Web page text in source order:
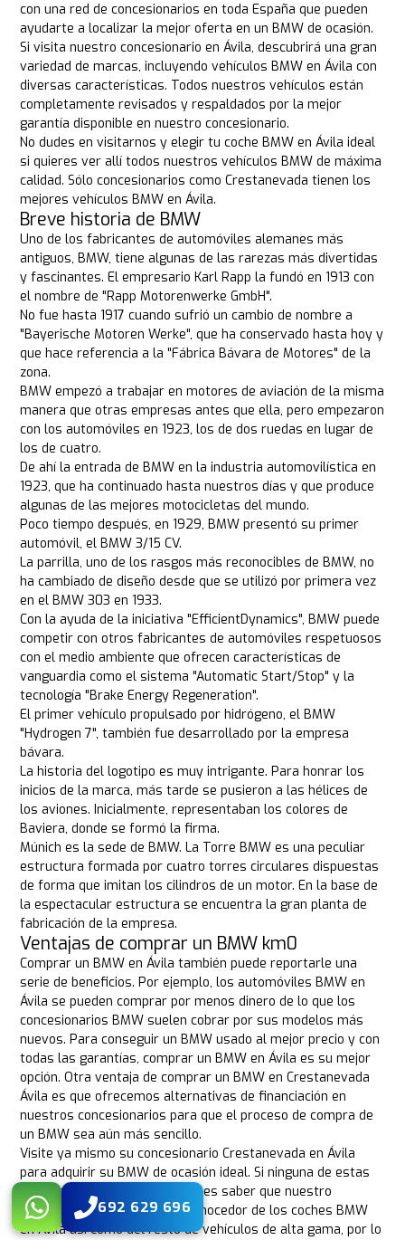
con una red de concesionarios en toda España que pueden
ayudarte a localizar la mejor oferta en un BMW de ocasión.
Si visita nuestro concesionario en Ávila, descubrirá una gran
variedad de marcas, incluyendo vehículos BMW en Ávila con
diversas características. Todos nuestros vehículos están
completamente revisados y respaldados por la mejor
garantía disponible en nuestro concesionario.
No dudes en visitarnos y elegir tu coche BMW en Ávila ideal
si quieres ver allí todos nuestros vehículos BMW de máxima
calidad. Sólo concesionarios como Crestanevada tienen los
mejores vehículos BMW en Ávila.
Breve historia de BMW
Uno de los fabricantes de automóviles alemanes más
antiguos, BMW, tiene algunas de las rarezas más divertidas
y fascinantes. El empresario Karl Rapp la fundó en 1913 con
el nombre de "Rapp Motorenwerke GmbH".
No fue hasta 1917 cuando sufrió un cambio de nombre a
"Bayerische Motoren Werke", que ha conservado hasta hoy y
que hace referencia a la "Fábrica Bávara de Motores" de la
zona.
BMW empezó a trabajar en motores de aviación de la misma
manera que otras empresas antes que ella, pero empezaron
con los automóviles en 1923, los de dos ruedas en lugar de
los de cuatro.
De ahí la entrada de BMW en la industria automovilística en
1923, que ha continuado hasta nuestros días y que produce
algunas de las mejores motocicletas del mundo.
Poco tiempo después, en 1929, BMW presentó su primer
automóvil, el BMW 3/15 CV.
La parrilla, uno de los rasgos más reconocibles de BMW, no
ha cambiado de diseño desde que se utilizó por primera vez
en el BMW 303 en 1933.
Con la ayuda de la iniciativa "EfficientDynamics", BMW puede
competir con otros fabricantes de automóviles respetuosos
con el medio ambiente que ofrecen características de
vanguardia como el sistema "Automatic Start/Stop" y la
tecnología "Brake Energy Regeneration".
El primer vehículo propulsado por hidrógeno, el BMW
"Hydrogen 7", también fue desarrollado por la empresa
bávara.
La historia del logotipo es muy intrigante. Para honrar los
inicios de la marca, más tarde se pusieron a las hélices de
los aviones. Inicialmente, representaban los colores de
Baviera, donde se formó la firma.
Múnich es la sede de BMW. La Torre BMW es una peculiar
estructura formada por cuatro torres circulares dispuestas
de forma que imitan los cilindros de un motor. En la base de
la espectacular estructura se encuentra la gran planta de
fabricación de la empresa.
Ventajas de comprar un BMW km0
Comprar un BMW en Ávila también puede reportarle una
serie de beneficios. Por ejemplo, los automóviles BMW en
Ávila se pueden comprar por menos dinero de lo que los
concesionarios BMW suelen cobrar por sus modelos más
nuevos. Para conseguir un BMW usado al mejor precio y con
todas las garantías, comprar un BMW en Ávila es su mejor
opción. Otra ventaja de comprar un BMW en Crestanevada
Ávila es que ofrecemos alternativas de financiación en
nuestros concesionarios para que el proceso de compra de
un BMW sea aún más sencillo.
Visite ya mismo su concesionario Crestanevada en Ávila
para adquirir su BMW de ocasión ideal. Si ninguna de estas
ventajas te ha convencido, debes saber que nuestro
personal es increíblemente conocedor de los coches BMW
en Ávila así como del resto de vehículos de alta gama, por lo
692 629 696